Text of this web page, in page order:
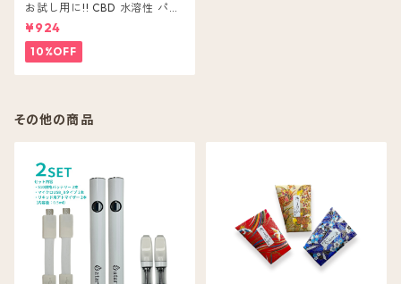
お試し用に!! CBD 水溶性 パウ
ダー 5本入 CBD ( 含有量 1包 2
0mg ) 粉末 無味無色
¥924
10%OFF
その他の商品